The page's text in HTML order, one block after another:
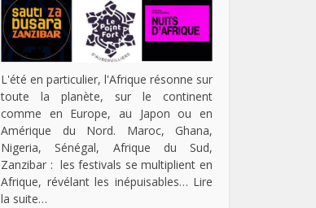
L'été en particulier, l'Afrique résonne sur
toute la planète, sur le continent
comme en Europe, au Japon ou en
Amérique du Nord. Maroc, Ghana,
Nigeria, Sénégal, Afrique du Sud,
Zanzibar : les festivals se multiplient en
Afrique, révélant les inépuisables… Lire
la suite…